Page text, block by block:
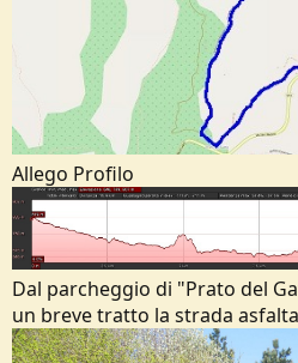
Allego Profilo
Dal parcheggio di "Prato del
un breve tratto la strada